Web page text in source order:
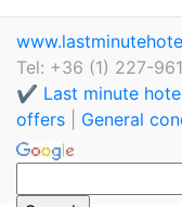
Tel: +36 (1) 227-
✔️ Last minute
offers
General